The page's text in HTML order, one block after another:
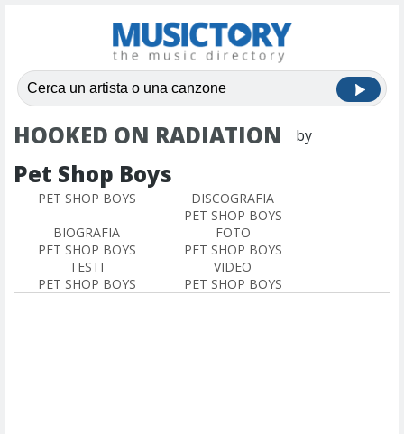
HOOKED ON RADIATION by
Pet Shop Boys
PET SHOP BOYS
DISCOGRAFIA
PET SHOP BOYS
BIOGRAFIA
PET SHOP BOYS
FOTO
PET SHOP BOYS
TESTI
PET SHOP BOYS
VIDEO
PET SHOP BOYS